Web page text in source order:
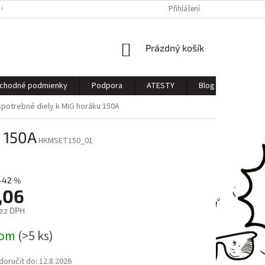
ÚDAJOV Přihlášení
NÁKUPNÍ
Prázdný košík
podmienky Podpora ATESTY Blog
diely k MIG horáku 150A
HKMSET150_01
%
DPH
(>5 ks)
do: 12.8.2026